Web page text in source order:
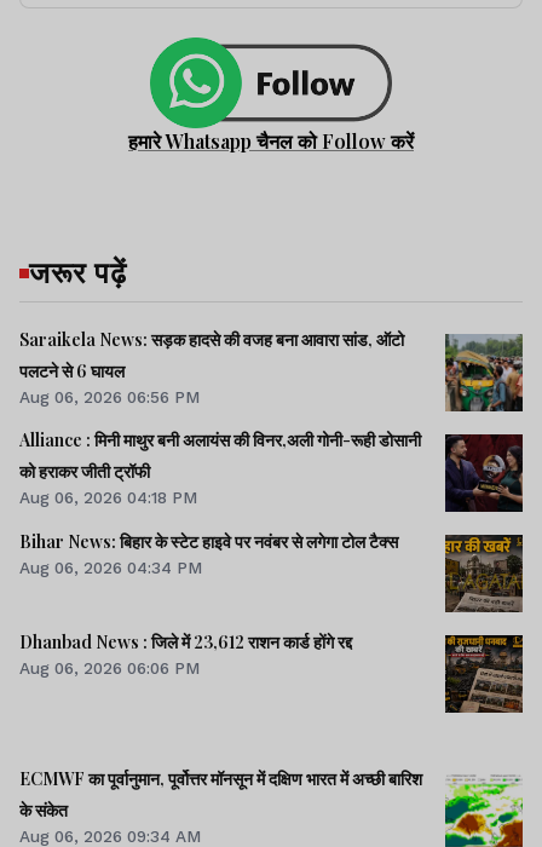
हमारे Whatsapp चैनल को Follow करें
जरूर पढ़ें
Saraikela News: सड़क हादसे की वजह बना आवारा सांड, ऑटो
पलटने से 6 घायल
Aug 06, 2026 06:56 PM
Alliance : मिनी माथुर बनी अलायंस की विनर,अली गोनी-रूही डोसानी
को हराकर जीती ट्रॉफी
Aug 06, 2026 04:18 PM
Bihar News: बिहार के स्टेट हाइवे पर नवंबर से लगेगा टोल टैक्स
Aug 06, 2026 04:34 PM
Dhanbad News : जिले में 23,612 राशन कार्ड होंगे रद्द
Aug 06, 2026 06:06 PM
ECMWF का पूर्वानुमान, पूर्वोत्तर मॉनसून में दक्षिण भारत में अच्छी बारिश
के संकेत
Aug 06, 2026 09:34 AM